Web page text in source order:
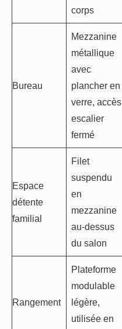
corps
Bureau
Mezzanine
métallique
avec
plancher en
verre, accès
escalier
fermé
Espace
détente
familial
Filet
suspendu
en
mezzanine
au-dessus
du salon
Rangement
Plateforme
modulable
légère,
utilisée en